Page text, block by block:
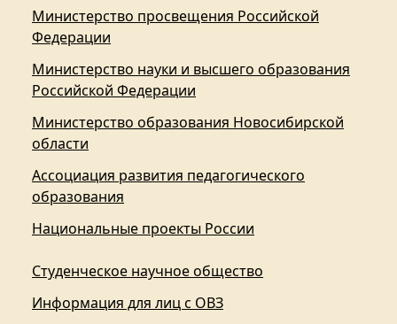
Министерство просвещения Российской
Федерации
Министерство науки и высшего образования
Российской Федерации
Министерство образования Новосибирской
области
Ассоциация развития педагогического
образования
Национальные проекты России
Студенческое научное общество
Информация для лиц с ОВЗ